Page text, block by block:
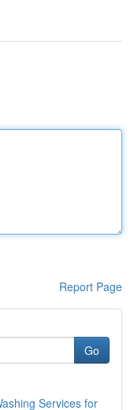
Report Page
Go
Services for